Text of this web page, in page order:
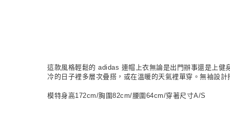
這款風格輕鬆的 adidas 連帽上衣無論是出門辦事還是上健
冷的日子裡多層次疊搭，或在溫暖的天氣裡單穿。無袖設
模特身高172cm/胸圍82cm/腰圍64cm/穿著尺寸A/S